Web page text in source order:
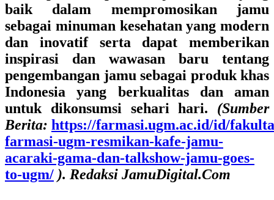
baik dalam mempromosikan jamu
sebagai minuman kesehatan yang modern
dan inovatif serta dapat memberikan
inspirasi dan wawasan baru tentang
pengembangan jamu sebagai produk khas
Indonesia yang berkualitas dan aman
untuk dikonsumsi sehari hari. (Sumber
Berita: https://farmasi.ugm.ac.id/id/
farmasi-ugm-resmikan-kafe-jamu-
acaraki-gama-dan-talkshow-jamu-goes-
to-ugm/ ). Redaksi JamuDigital.Com